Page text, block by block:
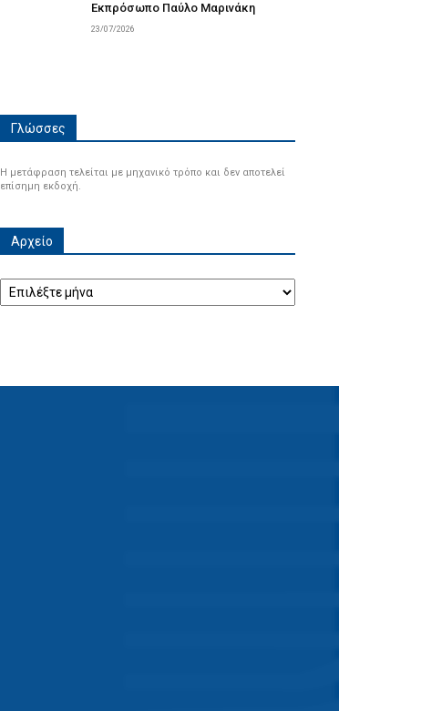
Εκπρόσωπο Παύλο Μαρινάκη
23/07/2026
Γλώσσες
Η μετάφραση τελείται με μηχανικό τρόπο και δεν αποτελεί
επίσημη εκδοχή.
Αρχείο
Αρχείο